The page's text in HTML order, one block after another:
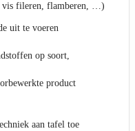
vis fileren, flamberen, …)
uit te voeren
op soort,
product
aan tafel toe